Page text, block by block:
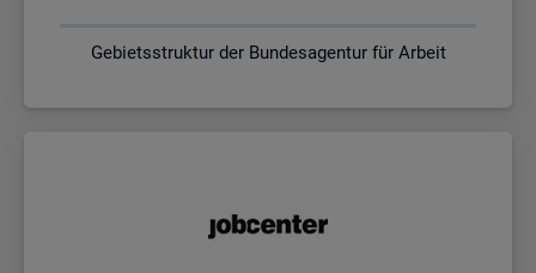
Gebietsstruktur der Bundesagentur für Arbeit